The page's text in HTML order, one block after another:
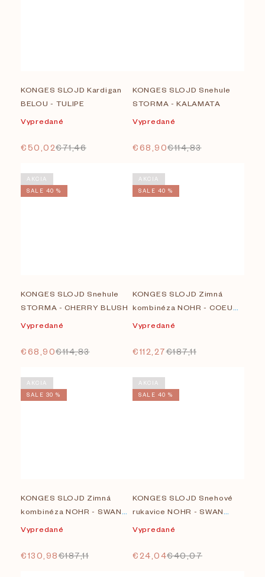
KONGES SLOJD Kardigan
BELOU - TULIPE
Vypredané
€50,02€71,46
KONGES SLOJD Snehule
STORMA - KALAMATA
Vypredané
€68,90€114,83
AKCIA
SALE 40 %
KONGES SLOJD Snehule
STORMA - CHERRY BLUSH
Vypredané
€68,90€114,83
AKCIA
SALE 40 %
KONGES SLOJD Zimná
kombinéza NOHR - COEUR
Vypredané
€112,27€187,11
AKCIA
SALE 30 %
KONGES SLOJD Zimná
kombinéza NOHR - SWAN
Vypredané
€130,98€187,11
AKCIA
SALE 40 %
KONGES SLOJD Snehové
rukavice NOHR - SWAN
Vypredané
€24,04€40,07